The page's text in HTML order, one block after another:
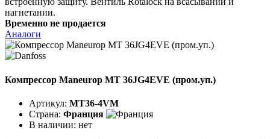
нагнетании.
Временно не продается
Аналоги
Компрессор Maneurop MT 36JG4EVE (пром.уп.)
Артикул: MT36-4VM
Страна: Франция
В наличии: нет